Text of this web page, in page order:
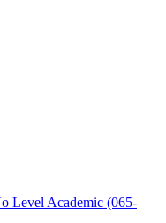
Level Academic (065-